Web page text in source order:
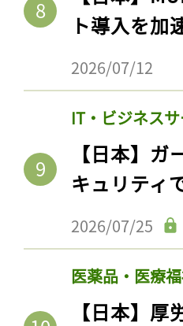
ト導入を加
2026/07/12
IT・ビジネス
【日本】
キュリティ
2026/07/25
医薬品・医療
【日本】